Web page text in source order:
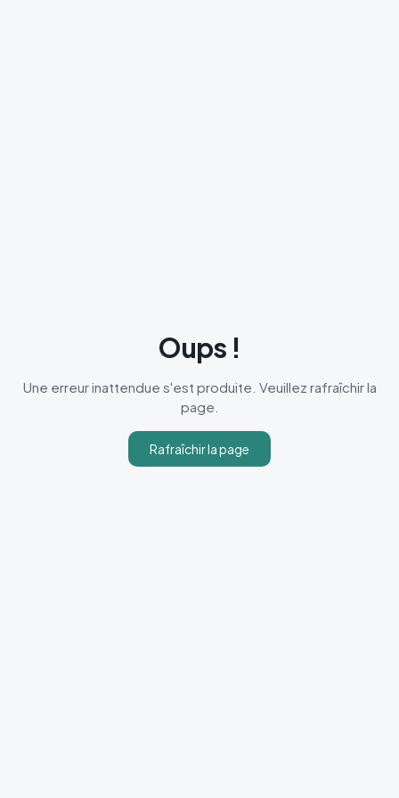
Oups !
Une erreur inattendue s'est produite. Veuillez rafraîchir la
page.
Rafraîchir la page